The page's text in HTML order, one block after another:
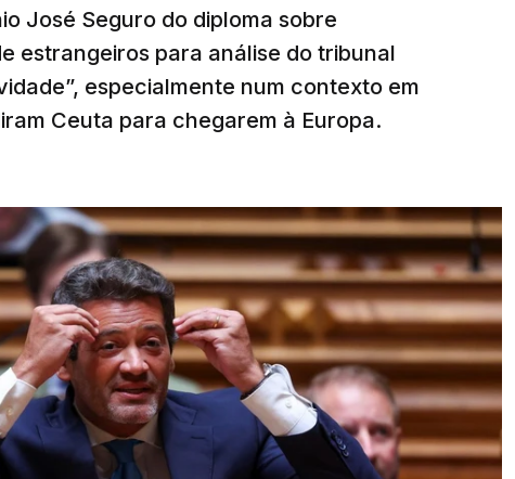
José Seguro do diploma sobre
estrangeiros para análise do tribunal
especialmente num contexto em
Ceuta para chegarem à Europa.